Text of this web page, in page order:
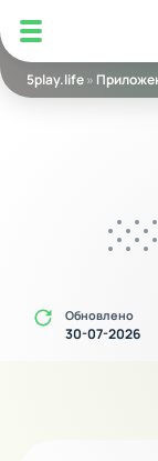
5play.life»
Обновлено
30-07-2026